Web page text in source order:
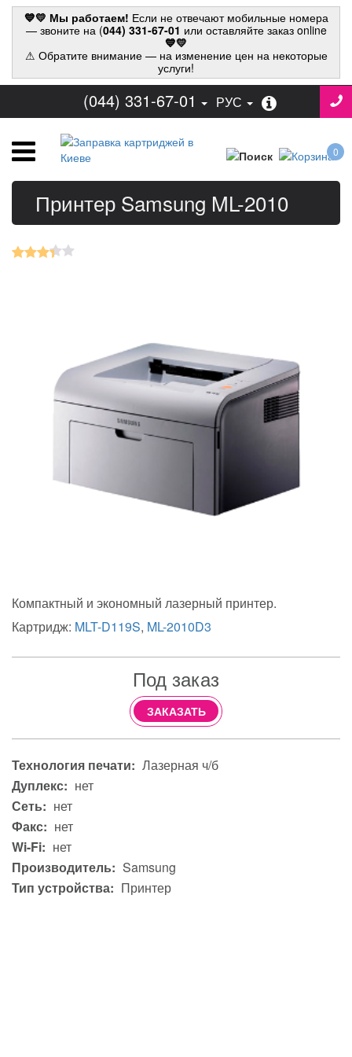
💙💛 Мы работаем! Если не отвечают мобильные номера
— звоните на (044) 331-67-01 или оставляйте заказ online
💙💛
⚠ Обратите внимание — на изменение цен на некоторые
услуги!
(044) 331-67-01 РУС
0
Принтер Samsung ML-2010
Компактный и экономный лазерный принтер.
Картридж: MLT-D119S, ML-2010D3
Под заказ
ЗАКАЗАТЬ
Технология печати: Лазерная ч/б
Дуплекс: нет
Сеть: нет
Факс: нет
Wi-Fi: нет
Производитель: Samsung
Тип устройства: Принтер